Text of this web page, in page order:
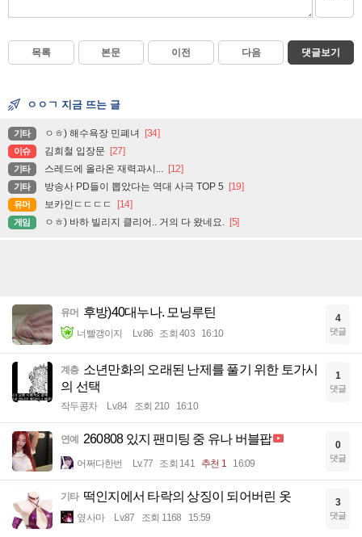
목록 본문 이전 다음 댓글보기
ㅇㅇㄱ 지금 뜨는 글
기타 ㅇㅎ) 해수욕장 민폐녀 [34]
이슈 김희철 입장문 [27]
기타 스레드에 올라온 재력과시... [12]
기타 방송사 PD들이 뽑았다는 역대 사극 TOP 5 [19]
유머 보카인ㄷㄷㄷㄷ [14]
게임 ㅇㅎ) 바하 빌리지 클리어.. 거의 다 왔네요. [5]
유머 후방)40대누나. 모닝루틴
너빨갱이지 Lv.86 조회 403 16:10
4
댓글
계층 소년만화의 오래된 난제를 풀기 위한 토가시
의 선택
작두콩차 Lv.84 조회 210 16:10
1
댓글
연예 260808 있지 팬미팅 중 유나 버블팝
어쩌다한번 Lv.77 조회 141 추천 1 16:09
0
댓글
기타 떡인지에서 타락의 상징이 되어버린 옷
옆사마 Lv.87 조회 1168 15:59
3
댓글